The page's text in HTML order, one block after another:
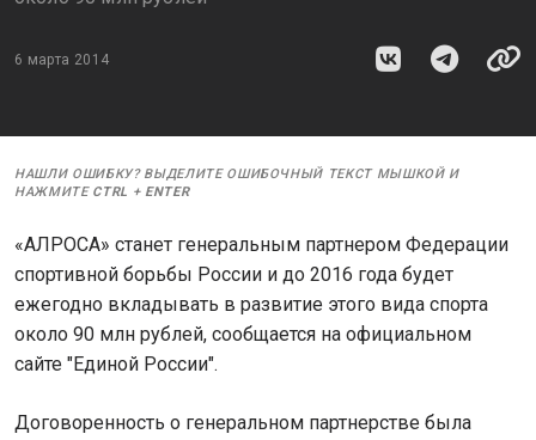
6 марта 2014
НАШЛИ ОШИБКУ? ВЫДЕЛИТЕ ОШИБОЧНЫЙ ТЕКСТ МЫШКОЙ И
НАЖМИТЕ CTRL + ENTER
«АЛРОСА» станет генеральным партнером Федерации
спортивной борьбы России и до 2016 года будет
ежегодно вкладывать в развитие этого вида спорта
около 90 млн рублей, сообщается на официальном
сайте "Единой России".
Договоренность о генеральном партнерстве была